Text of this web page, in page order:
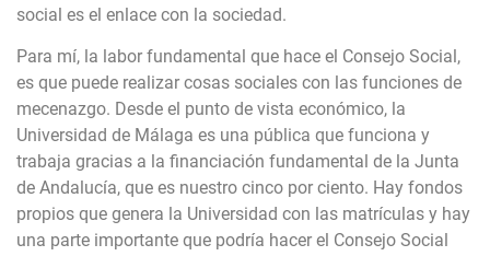
social es el enlace con la sociedad.
Para mí, la labor fundamental que hace el Consejo Social,
es que puede realizar cosas sociales con las funciones de
mecenazgo. Desde el punto de vista económico, la
Universidad de Málaga es una pública que funciona y
trabaja gracias a la financiación fundamental de la Junta
de Andalucía, que es nuestro cinco por ciento. Hay fondos
propios que genera la Universidad con las matrículas y hay
una parte importante que podría hacer el Consejo Social